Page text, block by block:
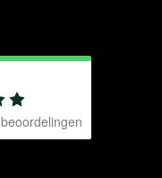
beoordelingen